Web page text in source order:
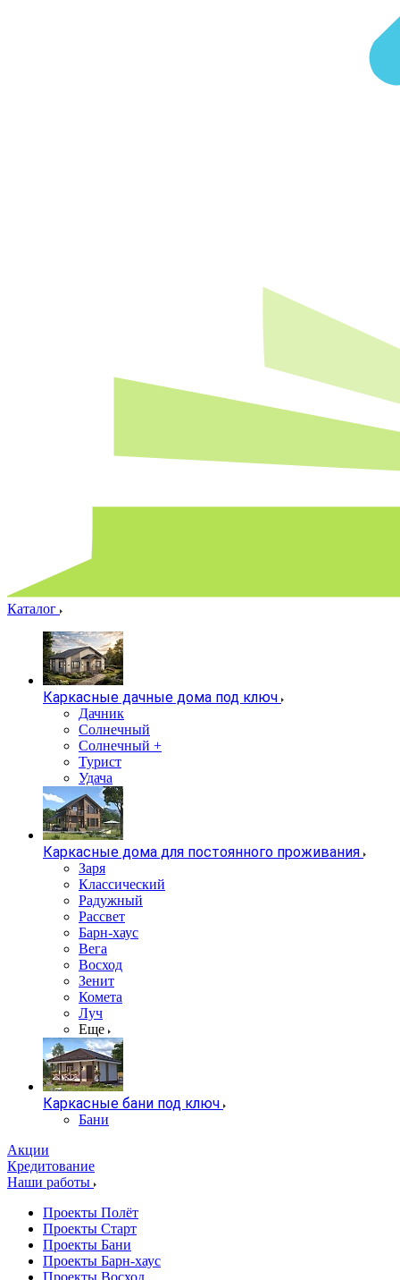
Каталог
Каркасные дачные дома под ключ
Дачник
Солнечный
Солнечный +
Турист
Удача
Каркасные дома для постоянного проживания
Заря
Классический
Радужный
Рассвет
Барн-хаус
Вега
Восход
Зенит
Комета
Луч
Еще
Каркасные бани под ключ
Бани
Акции
Кредитование
Наши работы
Проекты Полёт
Проекты Старт
Проекты Бани
Проекты Барн-хаус
Проекты Восход